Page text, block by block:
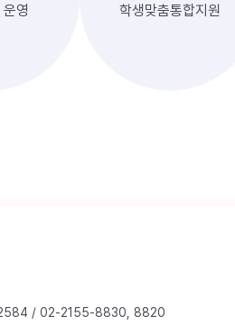
영
학생맞춤통합지원
/ 02-2155-8830, 8820